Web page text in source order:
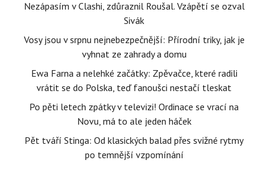
Nezápasím v Clashi, zdůraznil Roušal. Vzápětí se ozval
Sivák
Vosy jsou v srpnu nejnebezpečnější: Přírodní triky, jak je
vyhnat ze zahrady a domu
Ewa Farna a nelehké začátky: Zpěvačce, které radili
vrátit se do Polska, teď fanoušci nestačí tleskat
Po pěti letech zpátky v televizi! Ordinace se vrací na
Novu, má to ale jeden háček
Pět tváří Stinga: Od klasických balad přes svižné rytmy
po temnější vzpomínání